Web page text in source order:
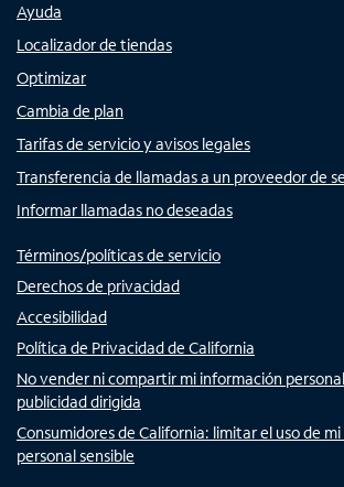
Ayuda
Localizador de tiendas
Optimizar
Cambia de plan
Tarifas de servicio y avisos legales
Transferencia de llamadas a un proveedor de
Informar llamadas no deseadas
Términos/políticas de servicio
Derechos de privacidad
Accesibilidad
Política de Privacidad de California
No vender ni compartir mi información
publicidad dirigida
Consumidores de California: limitar el uso de
personal sensible